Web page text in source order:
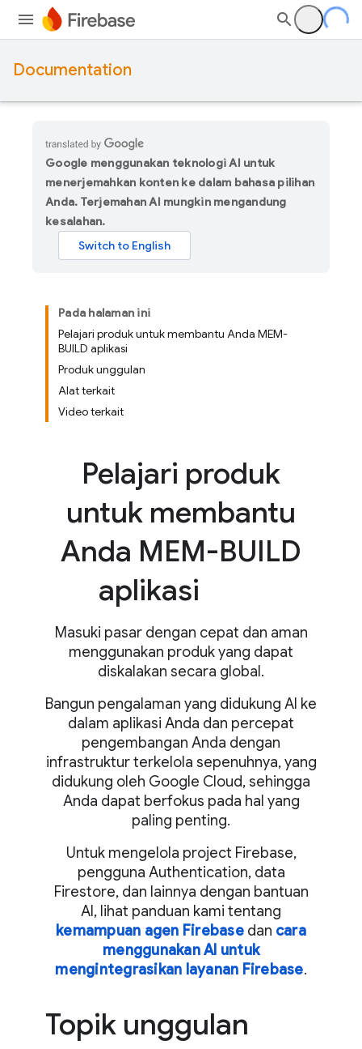
Documentation
Google menggunakan teknologi AI untuk
menerjemahkan konten ke dalam bahasa pilihan
Anda. Terjemahan AI mungkin mengandung
kesalahan.
Pada halaman ini
Pelajari produk untuk membantu Anda MEM-
BUILD aplikasi
Produk unggulan
Alat terkait
Video terkait
Pelajari produk
untuk membantu
Anda MEM-BUILD
aplikasi
Masuki pasar dengan cepat dan aman
menggunakan produk yang dapat
diskalakan secara global.
Bangun pengalaman yang didukung AI ke
dalam aplikasi Anda dan percepat
pengembangan Anda dengan
infrastruktur terkelola sepenuhnya, yang
didukung oleh Google Cloud, sehingga
Anda dapat berfokus pada hal yang
paling penting.
Untuk mengelola project Firebase,
pengguna Authentication, data
Firestore, dan lainnya dengan bantuan
AI, lihat panduan kami tentang
kemampuan agen Firebasedan cara
menggunakan AI untuk
mengintegrasikan layanan Firebase.
Topik unggulan